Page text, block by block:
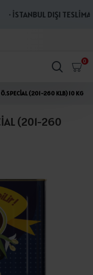
· İSTANBUL DIŞI
0
Ö.SPECİAL (201-260 KLB) 10 KG
(201-260